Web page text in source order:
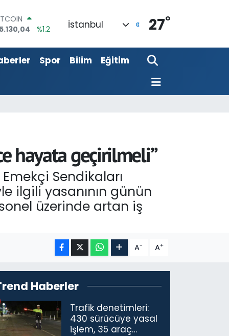
%0.17
%0.27
İstanbul 27°
Spor Bilim Eğitim
hayata geçirilmeli”
Emekçi Sendikaları
ilgili yasanının günün
üzerinde artan iş
A- A+
Haberler
Trafik denetimleri:
430 sürücüye yasal
işlem, 35 araç